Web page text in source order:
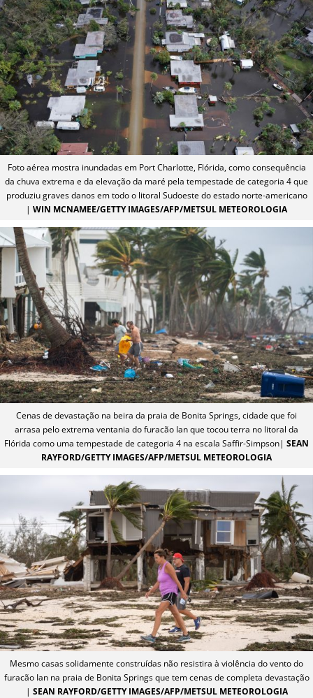
Foto aérea mostra inundadas em Port Charlotte, Flórida, como consequência
da chuva extrema e da elevação da maré pela tempestade de categoria 4 que
produziu graves danos em todo o litoral Sudoeste do estado norte-americano
| WIN MCNAMEE/GETTY IMAGES/AFP/METSUL METEOROLOGIA
Cenas de devastação na beira da praia de Bonita Springs, cidade que foi
arrasa pelo extrema ventania do furacão Ian que tocou terra no litoral da
Flórida como uma tempestade de categoria 4 na escala Saffir-Simpson| SEAN
RAYFORD/GETTY IMAGES/AFP/METSUL METEOROLOGIA
Mesmo casas solidamente construídas não resistira à violência do vento do
furacão Ian na praia de Bonita Springs que tem cenas de completa devastação
| SEAN RAYFORD/GETTY IMAGES/AFP/METSUL METEOROLOGIA